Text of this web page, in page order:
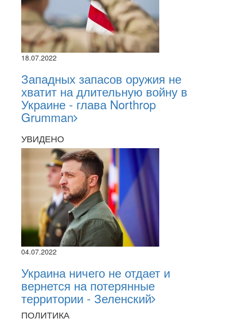
18.07.2022
Западных запасов оружия не
хватит на длительную войну в
Украине - глава Northrop
Grumman
УВИДЕНО
04.07.2022
Украина ничего не отдает и
вернется на потерянные
территории - Зеленский
ПОЛИТИКА